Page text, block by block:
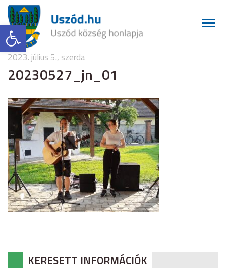
Eszköztár megnyitása
2023. július 5., szerda
20230527_jn_01
KERESETT INFORMÁCIÓK